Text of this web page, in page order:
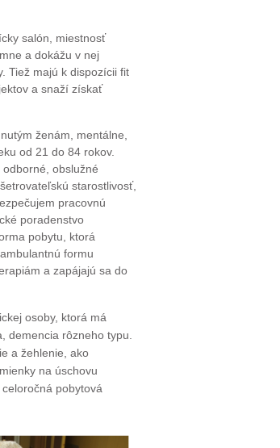
salón, miestnosť
a dokážu v nej
Tiež majú k dispozícii fit
a snaží získať
ženám, mentálne,
od 21 do 84 rokov.
obslužné
starostlivosť,
pracovnú
poradenstvo
pobytu, ktorá
formu
a zapájajú sa do
osoby, ktorá má
demencia rôzneho typu.
a žehlenie, ako
na úschovu
pobytová